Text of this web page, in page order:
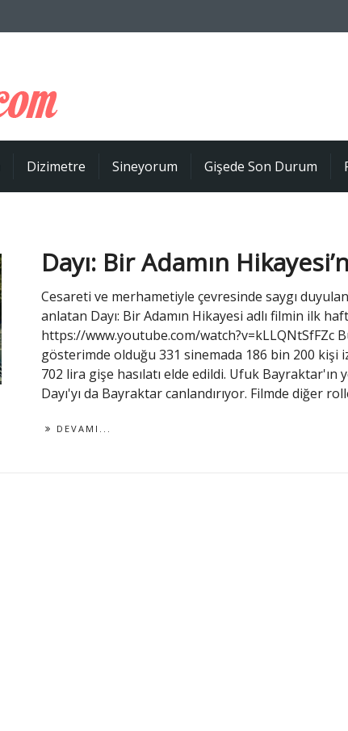
Dizimetre Sineyorum Gişede Son Durum
Dayı: Bir Adamın
Cesareti ve merhametiyle çevresinde saygı
anlatan Dayı: Bir Adamın Hikayesi adlı filmin ilk
https://www.youtube.com/watch?v=kLLQNtSfFZc
gösterimde olduğu 331 sinemada 186 bin 200 kişi
702 lira gişe hasılatı elde edildi. Ufuk
Dayı'yı da Bayraktar canlandırıyor. Filmde diğer
DEVAMI...